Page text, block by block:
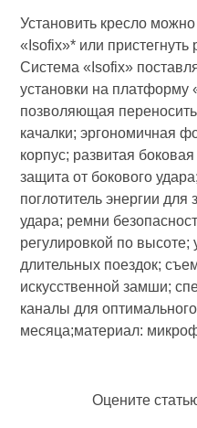
Установить кресло
«Isofix»* или
Система «Isofix»
установки на платформу
позволяющая
качалки; эргономичная
корпус; развитая
защита от бокового
поглотитель энергии
удара; ремни
регулировкой по
длительных поездок;
искусственной замши;
каналы для
месяца;материал:
Оцените